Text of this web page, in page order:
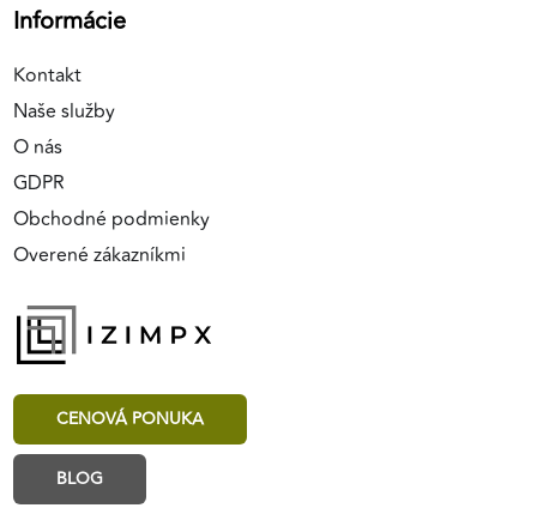
Informácie
Kontakt
Naše služby
O nás
GDPR
Obchodné podmienky
Overené zákazníkmi
CENOVÁ PONUKA
BLOG